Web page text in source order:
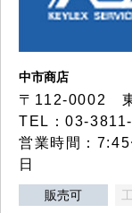
中市商店
〒112-0002
TEL：03-
営業時間：
日
販売可